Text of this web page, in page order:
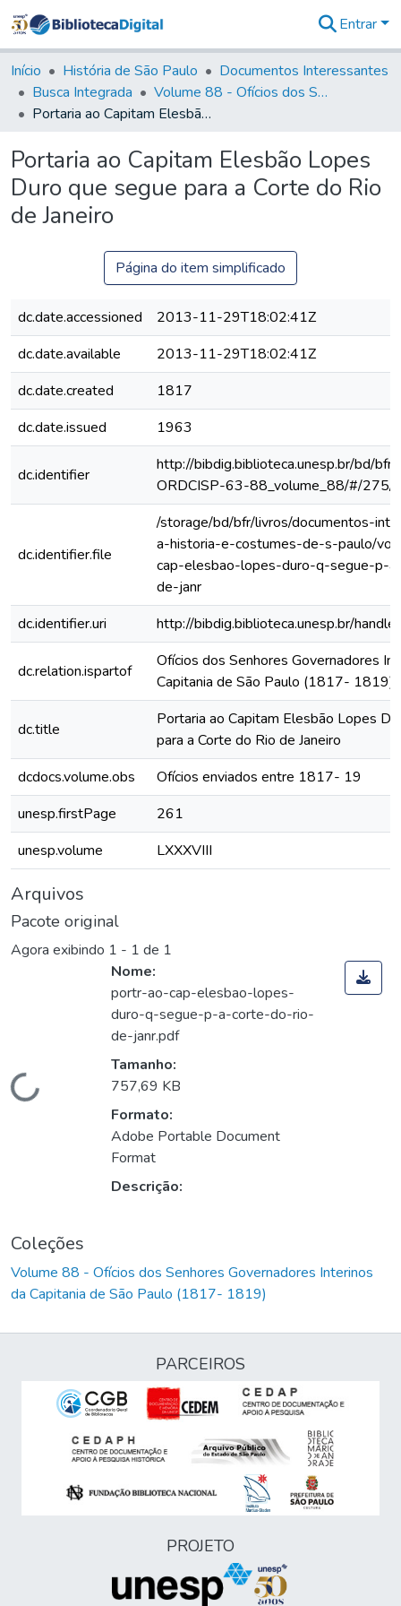
&
Coleções
Tudo na
Biblioteca
Estatísticas
Entrar
Início História de São Paulo
Documentos Interessantes
Busca Integrada
Volume 88 - Ofícios dos Senhores Governadores Interinos da Capitania de São Paulo (1817- 1819)
Portaria ao Capitam Elesbão Lopes Duro que segue para a Corte do Rio de Janeiro
Portaria ao Capitam Elesbão Lopes
Duro que segue para a Corte do Rio
de Janeiro
Página do item simplificado
dc.date.accessioned
2013-11-29T18:02:41Z
dc.date.available
2013-11-29T18:02:41Z
dc.date.created
1817
dc.date.issued
1963
dc.identifier
http://bibdig.biblioteca.unesp.br/bd/
ORDCISP-63-88_volume_88/#/275/
dc.identifier.file
/storage/bd/bfr/livros/documentos-
a-historia-e-costumes-de-s-paulo/
cap-elesbao-lopes-duro-q-segue-p-
de-janr
dc.identifier.uri
http://bibdig.biblioteca.unesp.br/
dc.relation.ispartof
Ofícios dos Senhores Governadores
Capitania de São Paulo (1817- 1819)
dc.title
Portaria ao Capitam Elesbão Lopes
para a Corte do Rio de Janeiro
dcdocs.volume.obs
Ofícios enviados entre 1817- 19
unesp.firstPage
261
unesp.volume
LXXXVIII
Arquivos
Pacote original
Agora exibindo 1 - 1 de 1
Carregando...
Nome:
portr-ao-cap-elesbao-lopes-
duro-q-segue-p-a-corte-do-rio-
de-janr.pdf
Tamanho:
757,69 KB
Formato:
Adobe Portable Document
Format
Descrição:
Coleções
Volume 88 - Ofícios dos Senhores Governadores Interinos
da Capitania de São Paulo (1817- 1819)
PARCEIROS
PROJETO